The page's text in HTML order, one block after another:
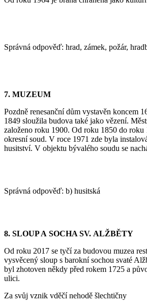
Správná odpověď: hrad, zámek, požár,
7. MUZEUM
Pozdně renesanční dům vystavěn koncem
1849 sloužila budova také jako vězení.
založeno roku 1900. Od roku 1850 do roku
okresní soud. V roce 1971 zde byla
husitství. V objektu bývalého soudu se
Správná odpověď: b) husitská
8. SLOUP A SOCHA SV. ALŽBĚTY
Od roku 2017 se tyčí za budovou muzea
vysvěcený sloup s barokní sochou svaté
byl zhotoven někdy před rokem 1725 a
ulici.
Za svůj vznik vděčí nehodě šlechtičny